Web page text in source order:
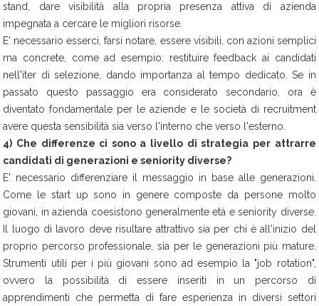
stand, dare visibilità alla propria presenza attiva di azienda
impegnata a cercare le migliori risorse.
E' necessario esserci, farsi notare, essere visibili, con azioni semplici
ma concrete, come ad esempio: restituire feedback ai candidati
nell'iter di selezione, dando importanza al tempo dedicato. Se in
passato questo passaggio era considerato secondario, ora è
diventato fondamentale per le aziende e le società di recruitment
avere questa sensibilità sia verso l'interno che verso l'esterno.
4) Che differenze ci sono a livello di strategia per attrarre
candidati di generazioni e seniority diverse?
E' necessario differenziare il messaggio in base alle generazioni.
Come le start up sono in genere composte da persone molto
giovani, in azienda coesistono generalmente età e seniority diverse.
Il luogo di lavoro deve risultare attrattivo sia per chi è all'inizio del
proprio percorso professionale, sia per le generazioni più mature.
Strumenti utili per i più giovani sono ad esempio la "job rotation",
ovvero la possibilità di essere inseriti in un percorso di
apprendimenti che permetta di fare esperienza in diversi settori